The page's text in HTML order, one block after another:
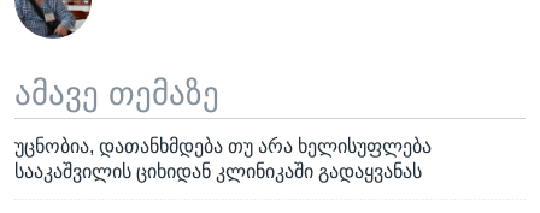
ამავე თემაზე
უცნობია, დათანხმდება თუ არა ხელისუფლება
სააკაშვილის ციხიდან კლინიკაში გადაყვანას